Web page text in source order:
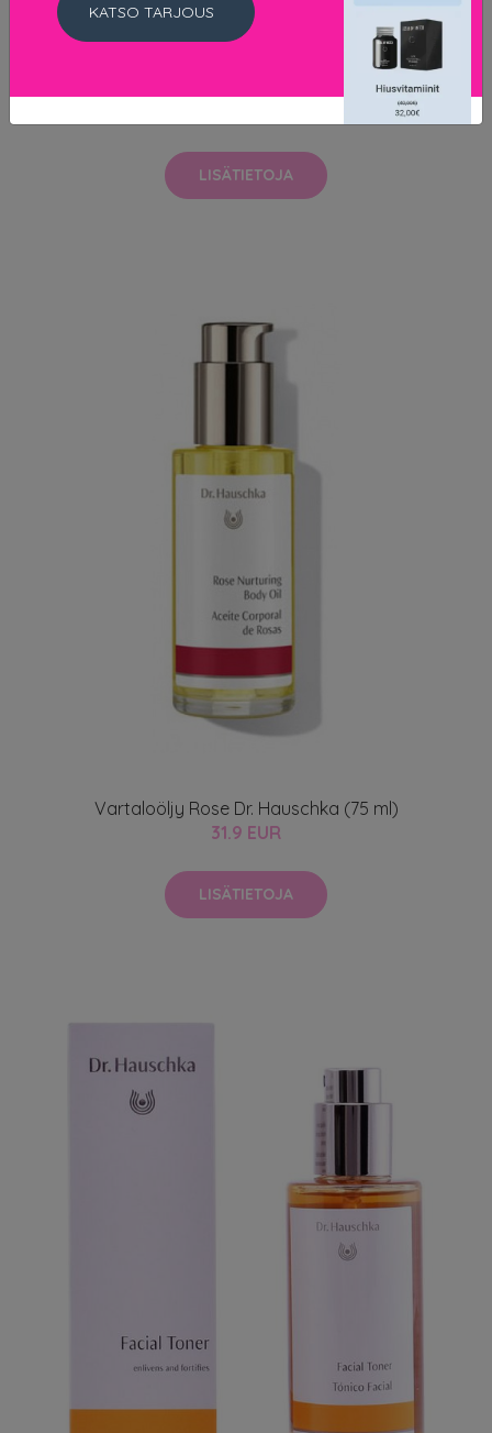
Dr. Hauschka - Eye Definer - Taupe
LISÄTIETOJA
Vartaloöljy Rose Dr. Hauschka (75 ml)
31.9 EUR
LISÄTIETOJA
KATSO TARJOUS